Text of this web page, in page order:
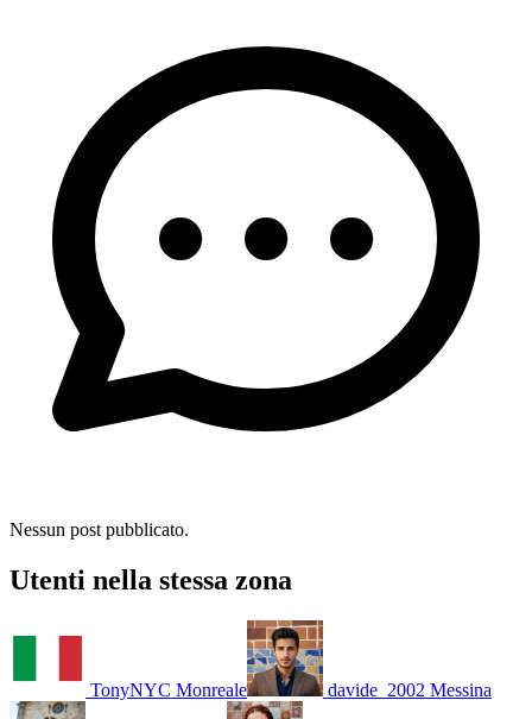
Nessun post pubblicato.
Utenti nella stessa zona
TonyNYC Monreale davide_2002 Messina